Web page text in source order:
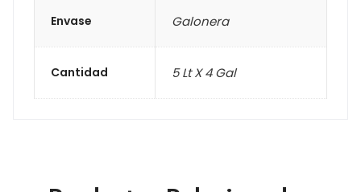
Envase Galonera
Cantidad 5 Lt X 4 Gal